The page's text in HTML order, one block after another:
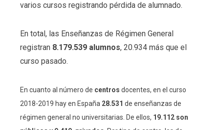
varios cursos registrando pérdida de alumnado.
En total, las Enseñanzas de Régimen General
registran 8.179.539 alumnos, 20.934 más que el
curso pasado.
En cuanto al número de centros docentes, en el curso
2018-2019 hay en España 28.531 de enseñanzas de
régimen general no universitarias. De ellos, 19.112 son